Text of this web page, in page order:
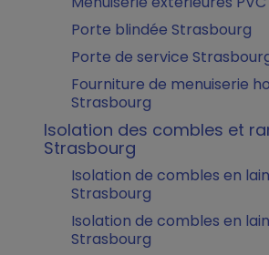
Porte blindée Strasbourg
Porte de service
Fourniture de menuiserie
Strasbourg
Isolation des combles et
Strasbourg
Isolation de combles en
Strasbourg
Isolation de combles en
Strasbourg